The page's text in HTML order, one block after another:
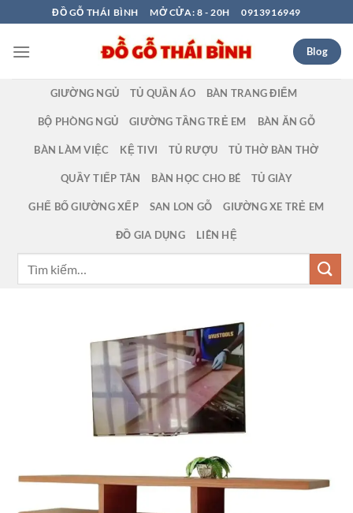
qua
nội
ĐỒ GỖ THÁI BÌNH MỞ CỬA: 8 - 20H 0913916949
Blog
GIƯỜNG NGỦ TỦ QUẦN ÁO BÀN TRANG ĐIỂM
BỘ PHÒNG NGỦ GIƯỜNG TẦNG TRẺ EM BÀN ĂN GỖ
BÀN LÀM VIỆC KỆ TIVI TỦ RƯỢU TỦ THỜ BÀN THỜ
QUẦY TIẾP TÂN BÀN HỌC CHO BÉ TỦ GIÀY
GHẾ BỐ GIƯỜNG XẾP SAN LON GỖ GIƯỜNG XE TRẺ EM
ĐỒ GIA DỤNG LIÊN HỆ